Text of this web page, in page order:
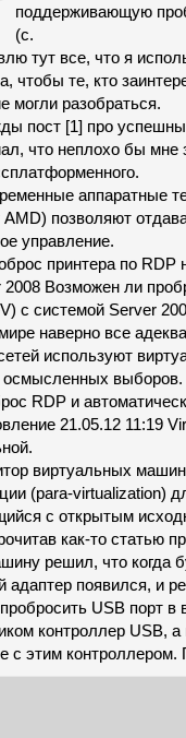
поддерживающую
(c.
тут все, что я
чтобы те, кто
могли разобраться.
пост [1] про
что неплохо бы мне
аппаратные
позволяют
управление.
принтера по
Возможен ли
с системой Server
наверно все
используют
выборов.
RDP и
21.05.12 11:19
виртуальных
(para-virtualization)
с открытым
как-то статью
решил, что когда
адаптер появился, и
USB порт
контроллер USB,
с этим контроллером.